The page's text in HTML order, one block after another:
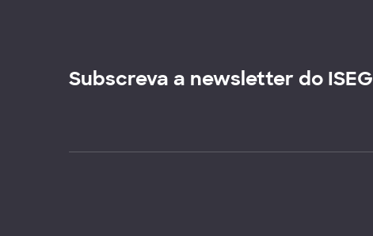
Subscreva a newsletter do ISEG